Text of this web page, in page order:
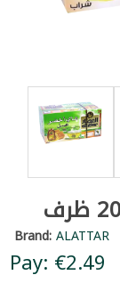
Brand:ALATTAR
Pay: €2.49